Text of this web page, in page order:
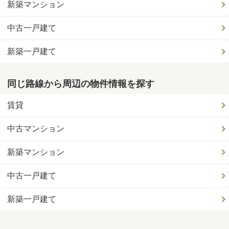
新築マンション
中古一戸建て
新築一戸建て
同じ路線から周辺の物件情報を探す
賃貸
中古マンション
新築マンション
中古一戸建て
新築一戸建て